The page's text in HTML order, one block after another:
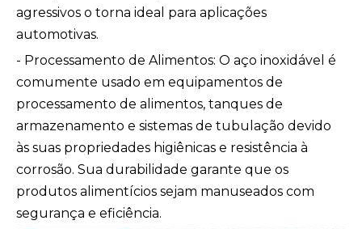
agressivos o torna ideal para aplicações
automotivas.
- Processamento de Alimentos: O aço inoxidável é
comumente usado em equipamentos de
processamento de alimentos, tanques de
armazenamento e sistemas de tubulação devido
às suas propriedades higiênicas e resistência à
corrosão. Sua durabilidade garante que os
produtos alimentícios sejam manuseados com
segurança e eficiência.